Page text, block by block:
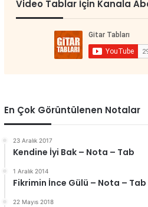
Video Tablar İçin Kanala
En Çok Görüntülenen Notalar
23 Aralık 2017
Kendine İyi Bak – Nota – Tab
1 Aralık 2014
Fikrimin İnce Gülü – Nota – Tab
22 Mayıs 2018